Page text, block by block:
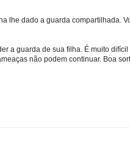
lhe dado a guarda compartilhada.
a guarda de sua filha. É muito difícil
não podem continuar. Boa